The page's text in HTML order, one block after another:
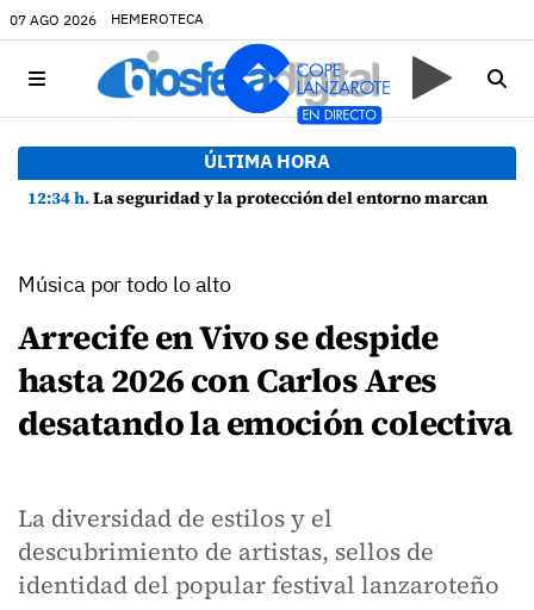
07 AGO 2026 HEMEROTECA
ÚLTIMA HORA
12:34 h.La seguridad y la protección del entorno marcan la planificación de las Fiestas de La Caleta de Famara
Música por todo lo alto
Arrecife en Vivo se despide
hasta 2026 con Carlos Ares
desatando la emoción colectiva
La diversidad de estilos y el
descubrimiento de artistas, sellos de
identidad del popular festival lanzaroteño